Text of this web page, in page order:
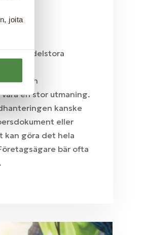
joita
och medelstora
och
kan
en stor utmaning.
kanske
eller
kan göra det hela
bär ofta